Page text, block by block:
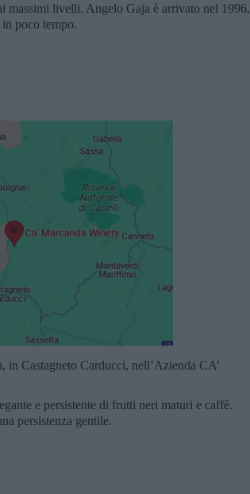
massimi livelli. Angelo Gaja è arrivato nel 1996,
poco tempo.
Castagneto Carducci, nell’Azienda CA’
e persistente di frutti neri maturi e caffè.
persistenza gentile.